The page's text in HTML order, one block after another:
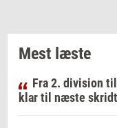
Mest læste
Fra 2. division
klar til næste skridt